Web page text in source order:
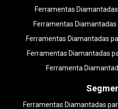
Ferramentas
Ferramentas
Ferramentas Diamantadas
Ferramentas Diamantadas
Ferramenta
Ferramentas Diamantadas